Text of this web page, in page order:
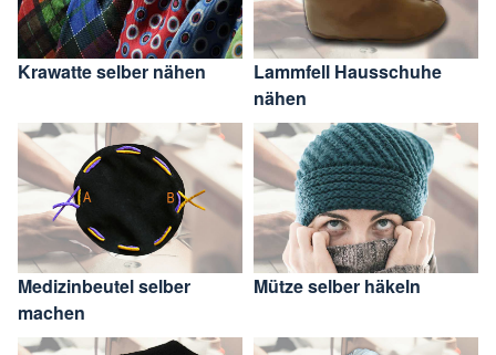
Krawatte selber nähen
Lammfell Hausschuhe
nähen
Medizinbeutel selber
machen
Mütze selber häkeln